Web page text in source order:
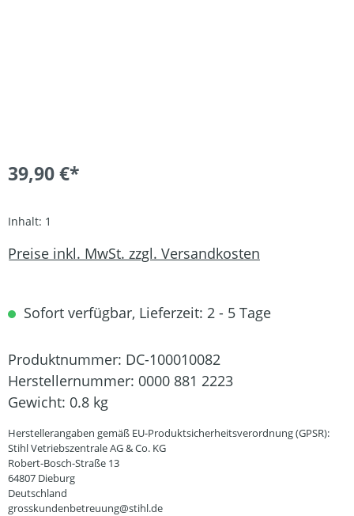
39,90 €*
Inhalt: 1
Preise inkl. MwSt. zzgl. Versandkosten
Sofort verfügbar, Lieferzeit: 2 - 5 Tage
Produktnummer: DC-100010082
Herstellernummer: 0000 881 2223
Gewicht: 0.8 kg
Herstellerangaben gemäß EU-Produktsicherheitsverordnung (GPSR):
Stihl Vetriebszentrale AG & Co. KG
Robert-Bosch-Straße 13
64807 Dieburg
Deutschland
grosskundenbetreuung@stihl.de